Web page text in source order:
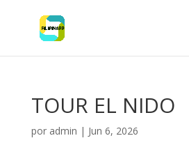
TOUR EL NIDO
por admin | Jun 6, 2026